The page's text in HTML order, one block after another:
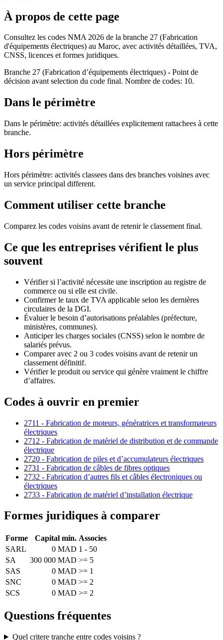
À propos de cette page
Consultez les codes NMA 2026 de la branche 27 (Fabrication
d'équipements électriques) au Maroc, avec activités détaillées, TVA,
CNSS, licences et formes juridiques.
Branche 27 (Fabrication d’équipements électriques) - Point de
décision avant selection du code final. Nombre de codes: 10.
Dans le périmètre
Dans le périmètre: activités détaillées explicitement rattachees à cette
branche.
Hors périmètre
Hors périmètre: activités classees dans des branches voisines avec
un service principal different.
Comment utiliser cette branche
Comparez les codes voisins avant de retenir le classement final.
Ce que les entreprises vérifient le plus
souvent
Vérifier si l’activité nécessite une inscription au registre de
commerce ou si elle est civile.
Confirmer le taux de TVA applicable selon les dernières
circulaires de la DGI.
Évaluer le besoin d’autorisations préalables (préfecture,
ministères, communes).
Anticiper les charges sociales (CNSS) selon le nombre de
salariés prévus.
Comparer avec 2 ou 3 codes voisins avant de retenir un
classement définitif.
Vérifier le produit ou service qui génère vraiment le chiffre
d’affaires.
Codes à ouvrir en premier
2711 - Fabrication de moteurs, génératrices et transformateurs
électriques
2712 - Fabrication de matériel de distribution et de commande
électrique
2720 - Fabrication de piles et d’accumulateurs électriques
2731 - Fabrication de câbles de fibres optiques
2732 - Fabrication d’autres fils et câbles électroniques ou
électriques
2733 - Fabrication de matériel d’installation électrique
Formes juridiques à comparer
Forme Capital min. Associes
SARL
0 MAD 1 - 50
SA
300 000 MAD >= 5
SAS
0 MAD >= 1
SNC
0 MAD >= 2
SCS
0 MAD >= 2
Questions fréquentes
Quel critere tranche entre codes voisins ?